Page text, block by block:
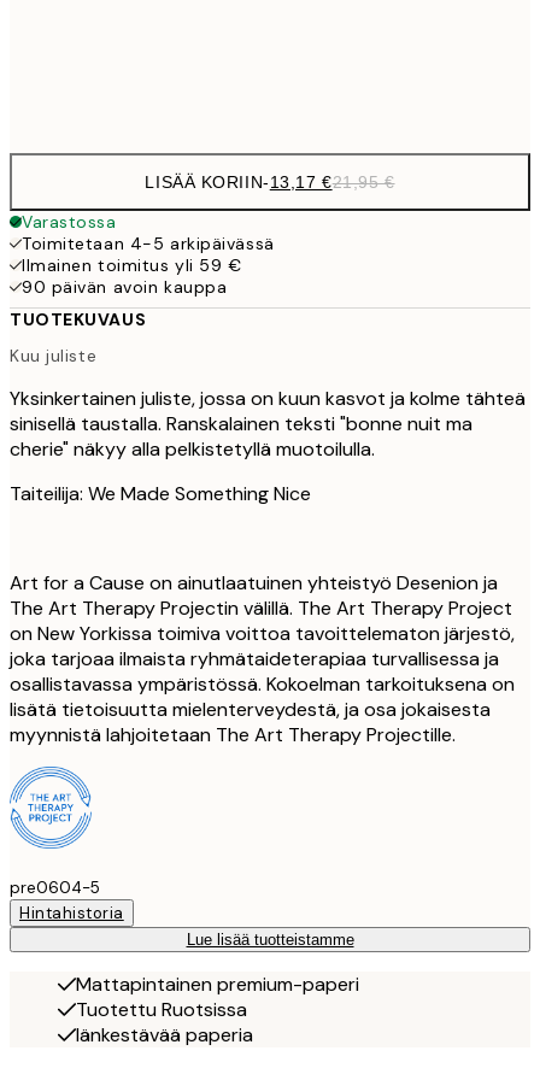
LISÄÄ KORIIN-13,17 €21,95 €
Varastossa
Toimitetaan 4-5 arkipäivässä
Ilmainen toimitus yli 59 €
90 päivän avoin kauppa
TUOTEKUVAUS
Kuu juliste
Yksinkertainen juliste, jossa on kuun kasvot ja kolme tähteä
sinisellä taustalla. Ranskalainen teksti "bonne nuit ma
cherie" näkyy alla pelkistetyllä muotoilulla.
Taiteilija: We Made Something Nice
Art for a Cause on ainutlaatuinen yhteistyö Desenion ja
The Art Therapy Projectin välillä. The Art Therapy Project
on New Yorkissa toimiva voittoa tavoittelematon järjestö,
joka tarjoaa ilmaista ryhmätaideterapiaa turvallisessa ja
osallistavassa ympäristössä. Kokoelman tarkoituksena on
lisätä tietoisuutta mielenterveydestä, ja osa jokaisesta
myynnistä lahjoitetaan The Art Therapy Projectille.
pre0604-5
Hintahistoria
Lue lisää tuotteistamme
Mattapintainen premium-paperi
Tuotettu Ruotsissa
Iänkestävää paperia